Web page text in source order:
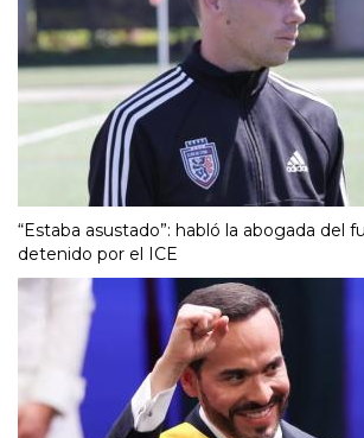
“Estaba asustado”: habló la abogada del
detenido por el ICE